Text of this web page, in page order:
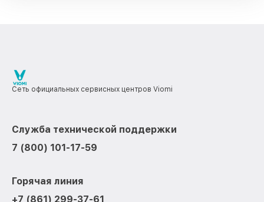
Сеть официальных сервисных центров Viomi
Служба технической поддержки
7 (800) 101-17-59
Горячая линия
+7 (861) 299-37-61